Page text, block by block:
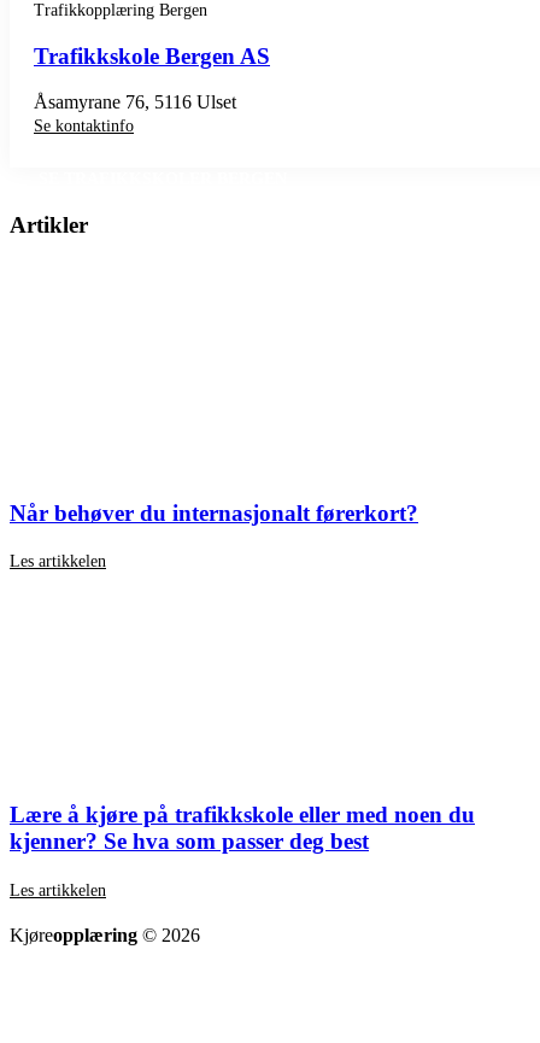
Trafikkopplæring Bergen
Trafikkskole Bergen AS
Åsamyrane 76, 5116 Ulset
Se kontaktinfo
Artikler
Når behøver du internasjonalt førerkort?
Les artikkelen
Lære å kjøre på trafikkskole eller med noen du
kjenner? Se hva som passer deg best
Les artikkelen
Kjøreopplæring © 2026